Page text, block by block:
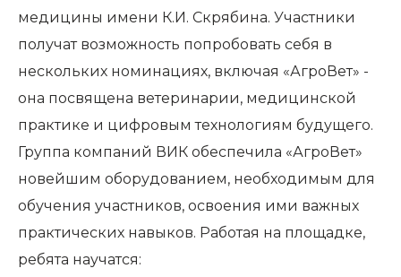
медицины имени К.И. Скрябина. Участники
получат возможность попробовать себя в
нескольких номинациях, включая «АгроВет» -
она посвящена ветеринарии, медицинской
практике и цифровым технологиям будущего.
Группа компаний ВИК обеспечила «АгроВет»
новейшим оборудованием, необходимым для
обучения участников, освоения ими важных
практических навыков. Работая на площадке,
ребята научатся: